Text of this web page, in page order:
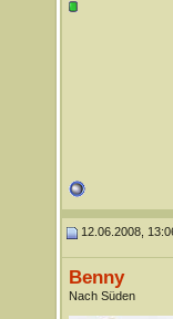
12.06.2008,
Benny
Nach Süden